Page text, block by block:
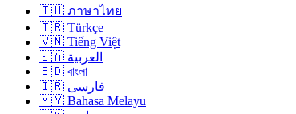
🇹🇭 ภาษาไทย
🇹🇷 Türkçe
🇻🇳 Tiếng Việt
🇸🇦 العربية
🇧🇩 বাংলা
🇮🇷 فارسی
🇲🇾 Bahasa Melayu